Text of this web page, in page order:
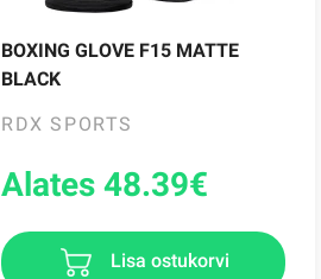
BOXING GLOVE F15 MATTE
BLACK
RDX SPORTS
Alates 48.39€
Lisa ostukorvi